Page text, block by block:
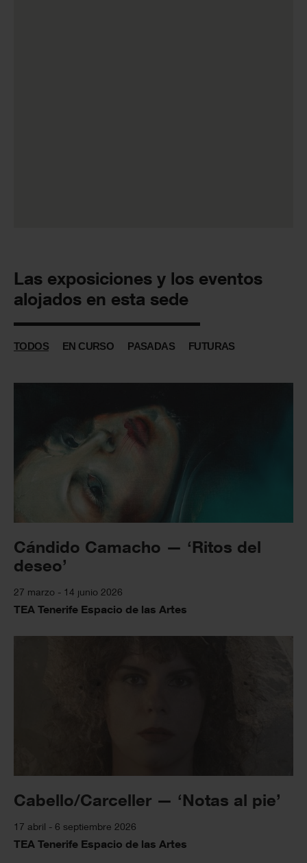
Las exposiciones y los eventos
alojados en esta sede
TODOS EN CURSO PASADAS FUTURAS
Cándido Camacho — ‘Ritos del
deseo’
27 marzo - 14 junio 2026
TEA Tenerife Espacio de las Artes
Cabello/Carceller — ‘Notas al pie’
17 abril - 6 septiembre 2026
TEA Tenerife Espacio de las Artes